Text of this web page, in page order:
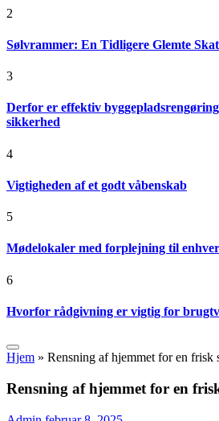
2
Sølvrammer: En Tidligere Glemte
3
Derfor er effektiv
sikkerhed
4
Vigtigheden af et godt våbenskab
5
Mødelokaler med forplejning til
6
Hvorfor rådgivning er vigtig for
Hjem » Rensning af hjemmet for en frisk
Rensning af hjemmet for en